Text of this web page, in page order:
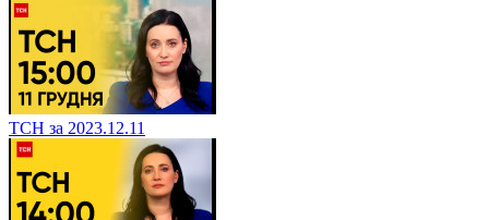
ТСН за 2023.12.11